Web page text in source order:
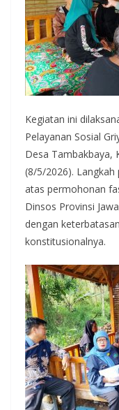
Kegiatan ini
Pelayanan Sosial
Desa Tambakbaya,
(8/5/2026).
atas permohonan
Dinsos Provinsi
dengan
konstitusionalnya.